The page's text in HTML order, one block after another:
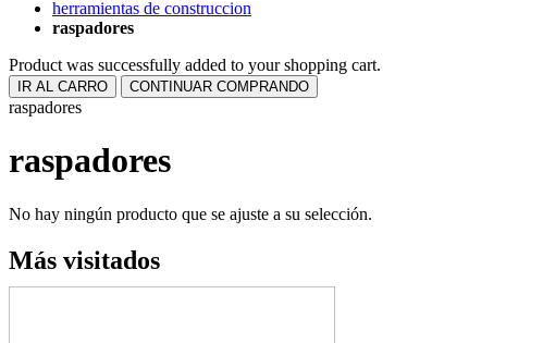
herramientas de construccion
raspadores
Product was successfully added to your shopping cart.
IR AL CARRO CONTINUAR COMPRANDO
raspadores
raspadores
No hay ningún producto que se ajuste a su selección.
Más visitados